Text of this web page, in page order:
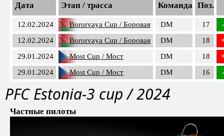
Дата Этап / трасса Команда Поз.
12.02.2024 Bororvaya Cup / Боровая DM 17
12.02.2024
Bororvaya Cup / Боровая DM 18
29.01.2024
Most Cup / Мост DM 18
29.01.2024
Most Cup / Мост DM 16
PFС Estonia-3 cup / 2024
Частные пилоты